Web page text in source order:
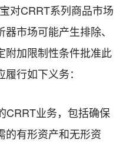
对CRRT系列商品市场
市场可能产生排除、
附加限制性条件批准此
行如下义务：
CRRT业务，包括确保
的有形资产和无形资